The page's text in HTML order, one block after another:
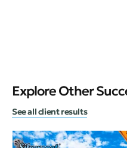
Explore Other
See all client results